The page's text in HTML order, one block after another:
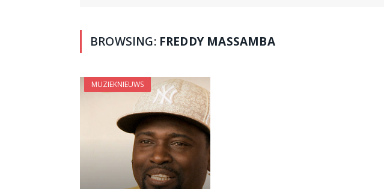
BROWSING: FREDDY MASSAMBA
MUZIEKNIEUWS